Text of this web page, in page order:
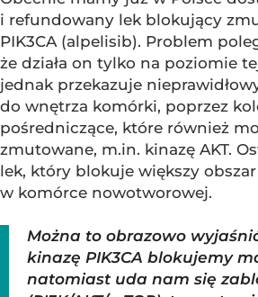
i refundowany lek blokujący
PIK3CA (alpelisib). Problem
że działa on tylko na poziomie
jednak przekazuje
do wnętrza komórki, poprzez
pośredniczące, które również
zmutowane, m.in. kinazę AKT.
lek, który blokuje większy
w komórce nowotworowej.
Można to obrazowo
kinazę PIK3CA blokujemy
natomiast uda nam się